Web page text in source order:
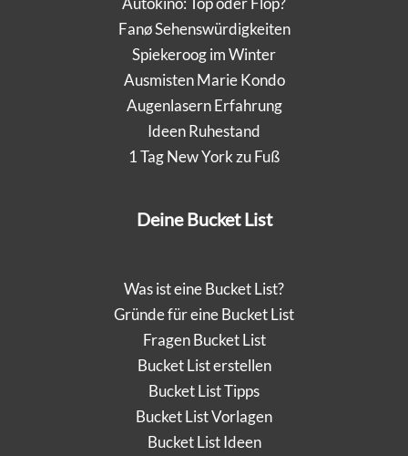
Fanø Sehenswürdigkeiten
Spiekeroog im Winter
Ausmisten Marie Kondo
Augenlasern Erfahrung
Ideen Ruhestand
1 Tag New York zu Fuß
Deine Bucket List
Was ist eine Bucket List?
Gründe für eine Bucket List
Fragen Bucket List
Bucket List erstellen
Bucket List Tipps
Bucket List Vorlagen
Bucket List Ideen